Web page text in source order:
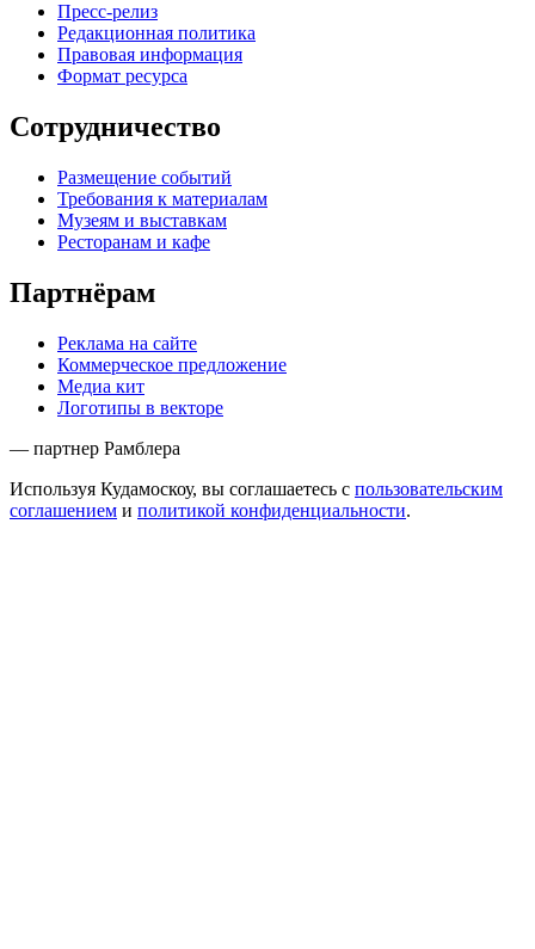
Пресс-релиз
Редакционная политика
Правовая информация
Формат ресурса
Сотрудничество
Размещение событий
Требования к материалам
Музеям и выставкам
Ресторанам и кафе
Партнёрам
Реклама на сайте
Коммерческое предложение
Медиа кит
Логотипы в векторе
— партнер Рамблера
Используя Кудамоскоу, вы соглашаетесь с пользовательским
соглашением и политикой конфиденциальности.